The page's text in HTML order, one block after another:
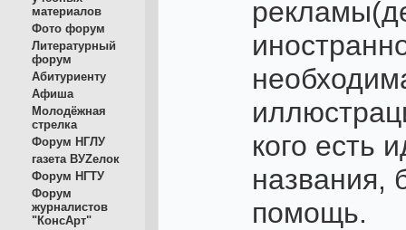
материалов
Фото форум
Литературный
форум
Абитуриенту
Афиша
Молодёжная
стрелка
Форум НГЛУ
газета ВУZелок
Форум НГТУ
Форум
журналистов
"КонсАрт"
кого есть
названия,
помощь.